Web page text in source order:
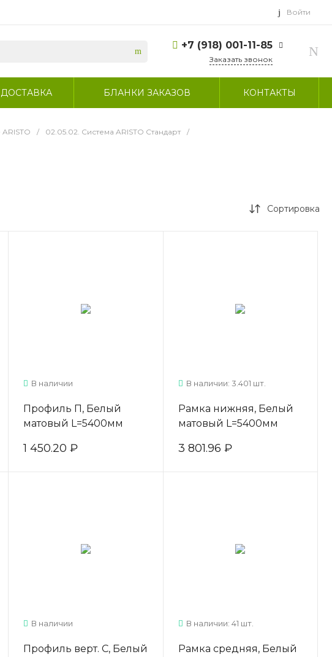
Войти
+7 (918) 001-11-85
г. Сочи, село
выходной ВС:
Заказать звонок
ДОСТАВКА БЛАНКИ ЗАКАЗОВ КОНТАКТЫ
/ 02.05.02. Система ARISTO Стандарт
/
Сортировка
В наличии
Профиль П, Белый
матовый L=5400мм
1 450.20 ₽
В наличии: 3.401 шт.
Рамка нижняя, Белый
матовый L=5400мм
3 801.96 ₽
В наличии
Профиль верт. C, Белый
В наличии: 41 шт.
Рамка средняя, Белый